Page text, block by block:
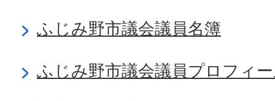
ふじみ野市議会議員名簿
ふじみ野市議会議員プロフィ